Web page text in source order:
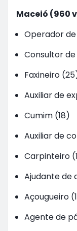
Maceió (960
Operador
Consultor
Faxineiro
Auxiliar de
Cumim (18)
Auxiliar de
Carpinteiro
Ajudante de
Açougueiro
Agente de